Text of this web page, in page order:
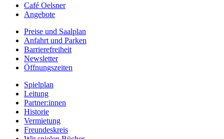
Café Oelsner
Angebote
Preise und Saalplan
Anfahrt und Parken
Barrierefreiheit
Newsletter
Öffnungszeiten
Spielplan
Leitung
Partner:innen
Historie
Vermietung
Freundeskreis